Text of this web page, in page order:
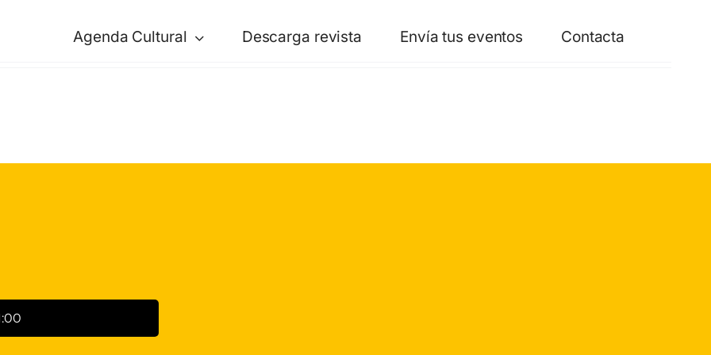
Agenda Cultural Descarga revista Envía tus eventos Contacta